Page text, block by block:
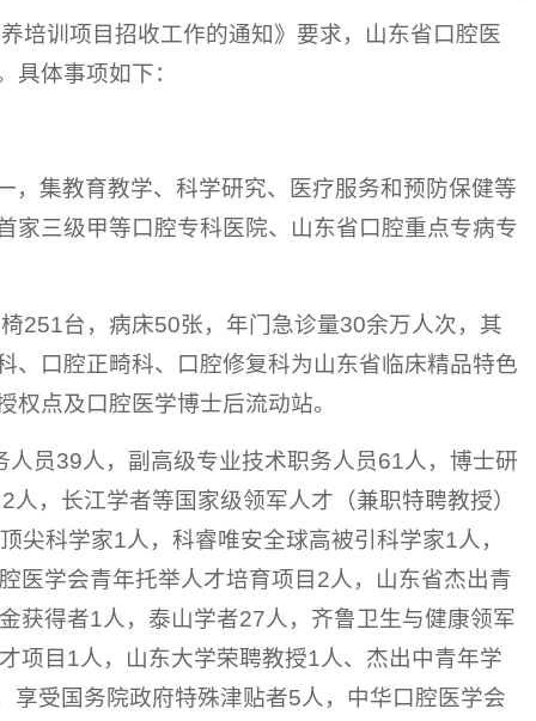
培训项目招收工作的通知》要求， 山东省口腔医
具体事项如下：
，集教育教学、科学研究、医疗服务和预防保健等
家三级甲等口腔专科医院、山东省口腔重点专病专
251台，病床50张，年门急诊量30余万人次，其
、口腔正畸科、口腔修复科为山东省临床精品特色
点及口腔医学博士后流动站。
员39人，副高级专业技术职务人员61人，博士研
，长江学者等国家级领军人才（兼职特聘教授）
科学家1人，科睿唯安全球高被引科学家1人，
医学会青年托举人才培育项目2人，山东省杰出青
获得者1人，泰山学者27人，齐鲁卫生与健康领军
项目1人，山东大学荣聘教授1人、杰出中青年学
受国务院政府特殊津贴者5人，中华口腔医学会